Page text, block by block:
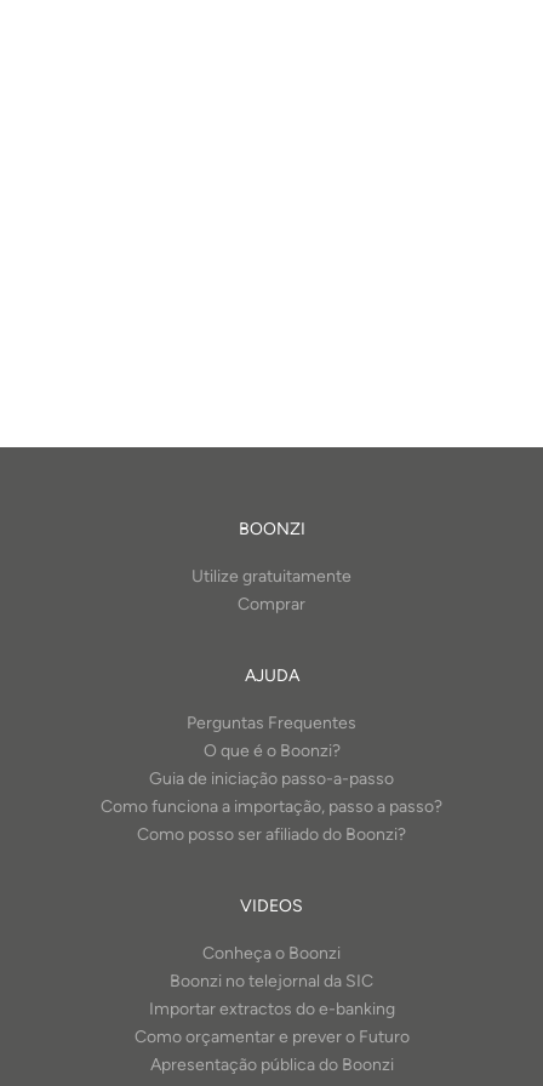
BOONZI
Utilize gratuitamente
Comprar
AJUDA
Perguntas Frequentes
O que é o Boonzi?
Guia de iniciação passo-a-passo
Como funciona a importação, passo a passo?
Como posso ser afiliado do Boonzi?
VIDEOS
Conheça o Boonzi
Boonzi no telejornal da SIC
Importar extractos do e-banking
Como orçamentar e prever o Futuro
Apresentação pública do Boonzi